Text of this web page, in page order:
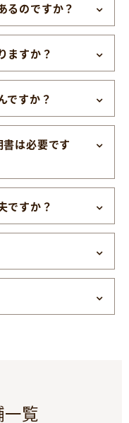
るのですか？
ますか？
ですか？
は必要です
ですか？
一覧